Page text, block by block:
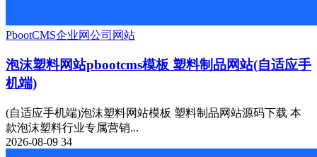
PbootCMS企业网公司网站
泡沫塑料网站pbootcms模板 塑料制品网站(自适应手
机端)
(自适应手机端)泡沫塑料网站模板 塑料制品网站源码下载 本
款泡沫塑料行业专属营销...
2026-08-09 34